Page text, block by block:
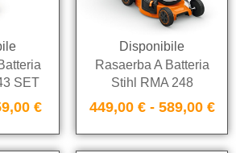
SET
€
Disponibile
Rasaerba A Batteria
Stihl RMA 248
449,00 € - 589,00 €